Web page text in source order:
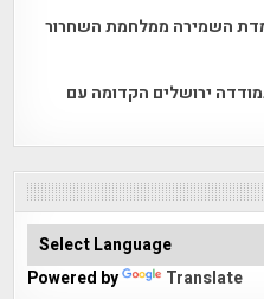
השמירה ממלחמת השחרור
ירושלים הקדומה עם
Powered by Translate